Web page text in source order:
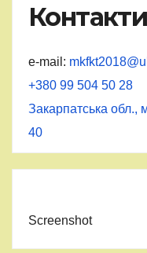
Контакти
e-mail:
+380 99 504 50 28
Закарпатська обл.,
40
Screenshot